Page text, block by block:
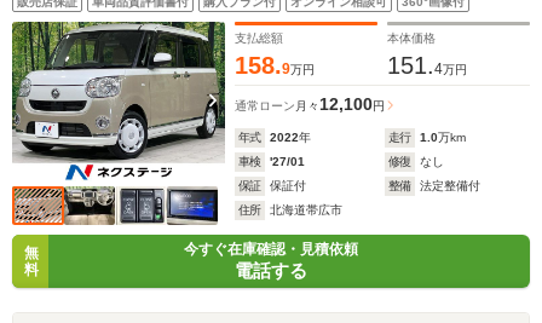
ー スマートキー ETC オートライト オートエアコ
ン Bluetooth再生 CD 地デジ
支払総額
158.9万円
本体価格
151.4万円
通常ローン 月々 12,100円
年式 2022年 走行 1.0万km
車検
'27/01 修復
なし
保証
保証付 整備
法定整備付
住所
北海道帯広市
無
料
今すぐ在庫確認・見積依頼
電話する